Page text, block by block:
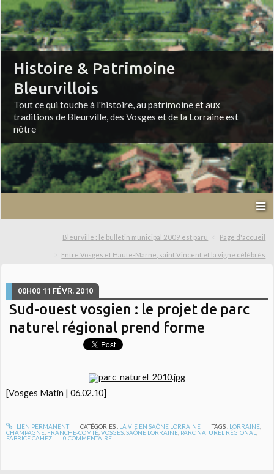
Histoire & Patrimoine
Bleurvillois
Tout ce qui touche à l'histoire, au patrimoine et aux
traditions de Bleurville, des Vosges et de la Lorraine est
nôtre
Bleurville : le bulletin municipal 2009 est paru Page d'accueil
Entre Vosges et Haute-Marne, saint Vincent et la vigne célébrés
00H00 11 FÉVR. 2010
Sud-ouest vosgien : le projet de parc
naturel régional prend forme
[Vosges Matin | 06.02.10]
LIEN PERMANENT CATÉGORIES : LA VIE EN SAÔNE LORRAINE TAGS : LORRAINE
CHAMPAGNE FRANCHE-COMTÉ ,VOSGES ,SAÔNE LORRAINE PARC NATUREL RÉGIONAL
FABRICE CAHEZ 0 COMMENTAIRE